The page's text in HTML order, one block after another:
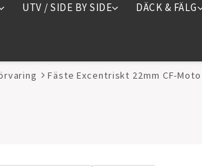
UTV / SIDE BY SIDE DÄCK & FÄLG
Fäste Excentriskt 22mm CF-Moto